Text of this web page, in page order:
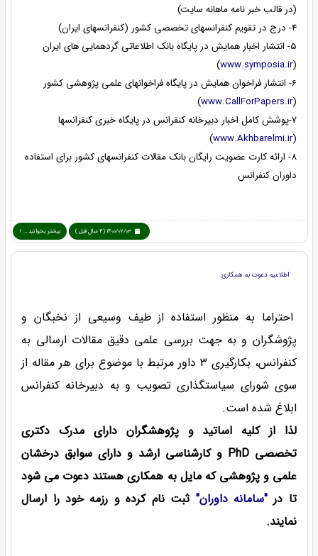
(در قالب خبر نامه ماهانه سایت)
4- درج در تقویم کنفرانسهای تخصصی کشور (کنفرانسهای ایران)
5- انتشار اخبار همایش در پایگاه بانک اطلاعاتی گردهمایی های ایران
(
www.symposia.ir
)
6- انتشار فراخوان همایش در پایگاه فراخوانهای علمی پژوهشی کشور
(
www.CallForPapers.ir
)
7-پوشش کامل اخبار دبیرخانه کنفرانس در پایگاه خبری کنفرانسها
(
www.Akhbarelmi.ir
)
8- ارائه کارت عضویت رایگان بانک مقالات کنفرانسهای کشور برای استفاده
داوران کنفرانس
1400/07/03 (4 سال قبل ) بیشتر بخوانید ... !
اطلاعیه دعوت به همکاری
احتراما به منظور استفاده از طیف وسیعی از نخبگان و
پژوشگران و به جهت بررسی علمی دقیق مقالات ارسالی به
کنفرانس، بکارگیری 3 داور مرتبط با موضوع برای هر مقاله از
سوی شورای سیاستگذاری تصویب و به دبیرخانه کنفرانس
ابلاغ شده است.
لذا از کلیه اساتید و پژوهشگران دارای مدرک دکتری
تخصصی PhD و کارشناسی ارشد و دارای سوابق درخشان
علمی و پژوهشی که مایل به همکاری هستند دعوت می شود
تا در"سامانه داوران" ثبت نام کرده و رزمه خود را ارسال
نمایند.